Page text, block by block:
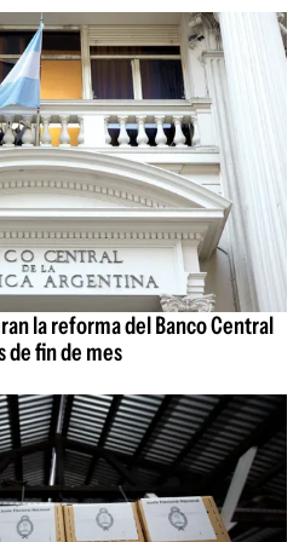
la reforma del Banco Central
de fin de mes